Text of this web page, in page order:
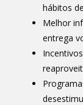
hábitos
Melhor
entrega